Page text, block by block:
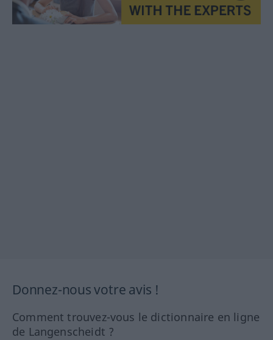
Donnez-nous votre avis !
Comment trouvez-vous le dictionnaire en ligne
de Langenscheidt ?